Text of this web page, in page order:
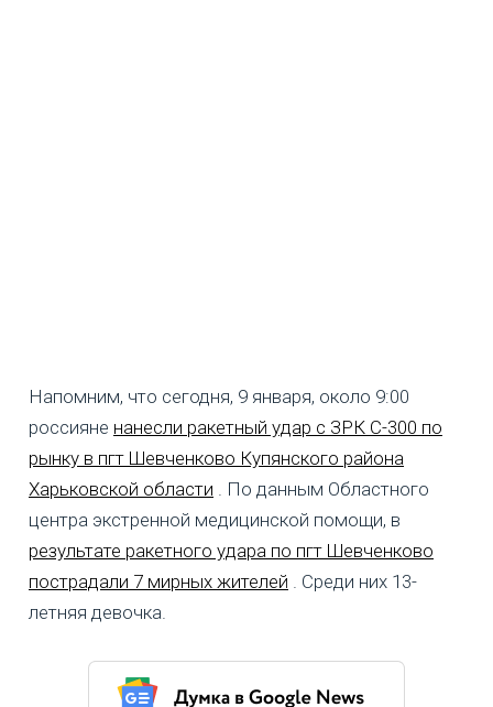
Напомним, что сегодня, 9 января, около 9:00
россияне нанесли ракетный удар с ЗРК С-300 по
рынку в пгт Шевченково Купянского района
Харьковской области . По данным Областного
центра экстренной медицинской помощи, в
результате ракетного удара по пгт Шевченково
пострадали 7 мирных жителей . Среди них 13-
летняя девочка.